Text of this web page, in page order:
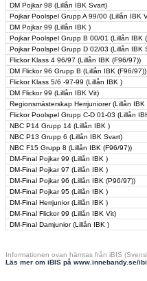
DM Pojkar 98 (Lillån IBK Svart)
Pojkar Poolspel Grupp A 99/00 (Lillån IBK
DM Pojkar 99 (Lillån IBK )
Pojkar Poolspel Grupp B 00/01 (Lillån IBK
Pojkar Poolspel Grupp D 02/03 (Lillån IBK
Flickor Klass 4 96/97 (Lillån IBK (F96/97))
DM Flickor 96 Grupp B (Lillån IBK (F96/97))
Flickor Klass 5/6 -97-99 (Lillån IBK )
DM Flickor 99 (Lillån IBK Vit)
Regionsmästerskap Herrjuniorer (Lillån IBK
Flickor Poolspel Grupp C-D 01-03 (Lillån
NBC P14 Grupp 14 (Lillån IBK )
NBC P13 Grupp 6 (Lillån IBK Svart)
NBC F15 Grupp 8 (Lillån IBK (F96/97))
DM-Final Pojkar 99 (Lillån IBK )
DM-Final Pojkar 97 (Lillån IBK )
DM-Final Pojkar 96 (Lillån IBK (P96/97))
DM-Final Pojkar 95 (Lillån IBK )
DM-Final Herrjunior (Lillån IBK )
DM-Final Flickor 99 (Lillån IBK Vit)
DM-Final Damjunior (Lillån IBK )
Informationen ovan hämtas från iBIS
Läs mer om iBIS på www.innebandy.se/